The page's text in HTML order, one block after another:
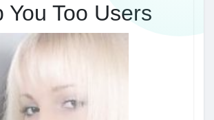
You Too Users